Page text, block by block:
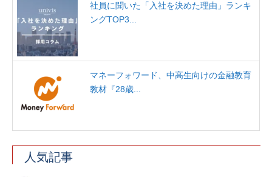
社員に聞いた「入社を決めた理由」ランキ
ングTOP3...
マネーフォワード、中高生向けの金融教育
教材『28歳...
人気記事